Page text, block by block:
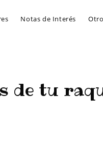
Notas de Interés
de tu